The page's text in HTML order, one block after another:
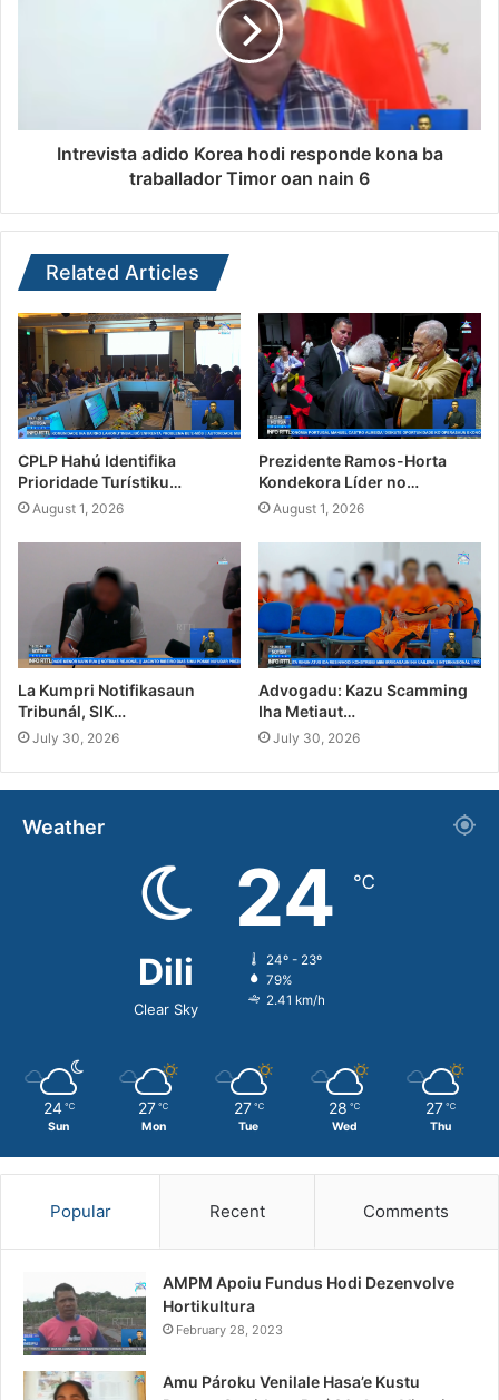
Intrevista adido Korea hodi responde kona ba
traballador Timor oan nain 6
Related Articles
CPLP Hahú Identifika
Prioridade Turístiku…
August 1, 2026
Prezidente Ramos-Horta
Kondekora Líder no…
August 1, 2026
La Kumpri Notifikasaun
Tribunál, SIK…
July 30, 2026
Advogadu: Kazu Scamming
Iha Metiaut…
July 30, 2026
Weather
Dili
Clear Sky
24 ℃
24º - 23º
79%
2.41 km/h
24 ℃
Sun
27 ℃
Mon
27 ℃
Tue
28 ℃
Wed
27 ℃
Thu
Popular Recent Comments
AMPM Apoiu Fundus Hodi Dezenvolve
Hortikultura
February 28, 2023
Amu Pároku Venilale Hasa’e Kustu